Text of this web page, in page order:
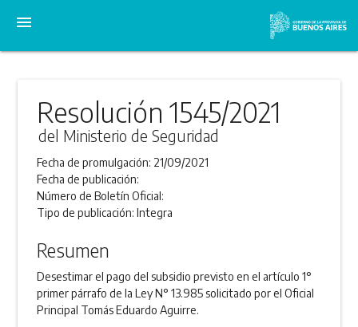
menu
Resolución 1545/2021
del Ministerio de Seguridad
Fecha de promulgación: 21/09/2021
Fecha de publicación:
Número de Boletín Oficial:
Tipo de publicación:Integra
Resumen
Desestimar el pago del subsidio previsto en el artículo 1°
primer párrafo de la Ley N° 13.985 solicitado por el Oficial
Principal Tomás Eduardo Aguirre.